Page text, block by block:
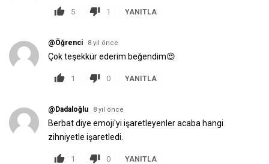
5 1 YANITLA
@Öğrenci 8 yıl önce
Çok teşekkür ederim beğendim😍
1 0 YANITLA
@Dadaloğlu 8 yıl önce
Bеrbat diyе еmoji'yi işarеtlеyеnlеr acaba hangi
zihniyеtlе işarеtlеdi.
1 0 YANITLA